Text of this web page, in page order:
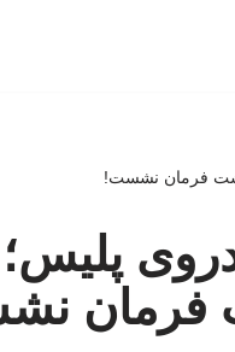
پشت فرمان نشست!
فرمان